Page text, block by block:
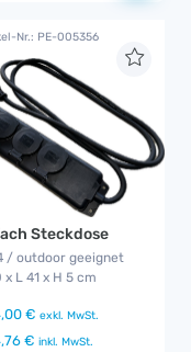
Nr.: PE-005356
Steckdose
/ outdoor geeignet
x L 41 x H 5 cm
€ exkl. MwSt.
€ inkl. MwSt.